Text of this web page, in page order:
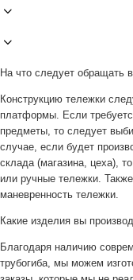
На что следует обращать
Конструкцию тележки
платформы. Если
предметы, то следует
случае, если будет
склада (магазина, цеха),
или ручные тележки.
маневренность тележки.
Какие изделия вы
Благодаря наличию
трубогиба, мы можем